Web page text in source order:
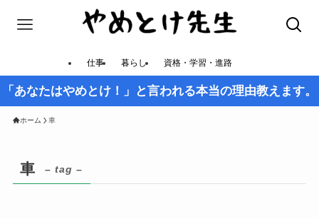
仕事 暮らし 資格・学習・進路
「あなたはやめとけ！」と言われる本当の理由教えます。
ホーム 車
車 – tag –